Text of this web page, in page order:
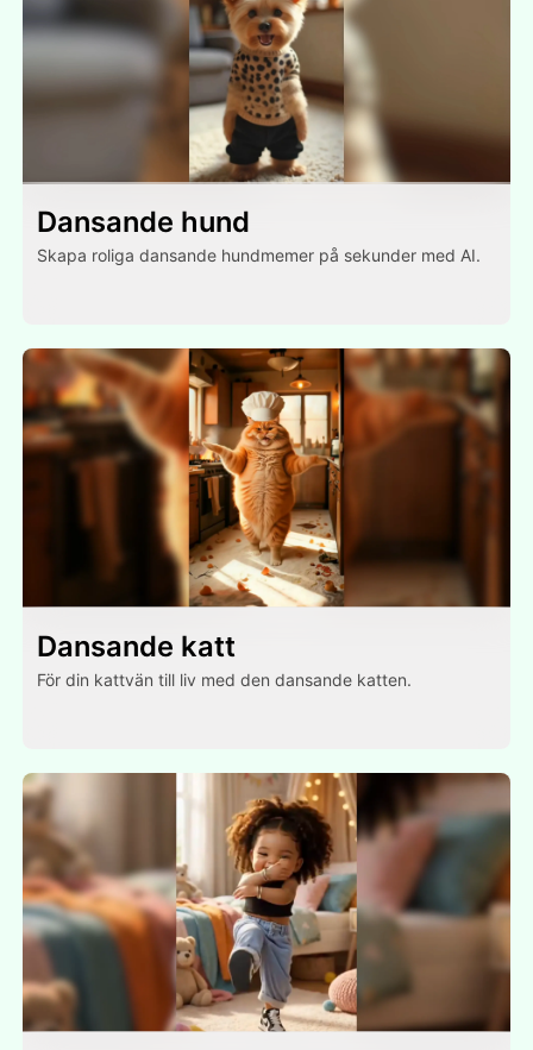
Dansande hund
Skapa roliga dansande hundmemer på sekunder med AI.
Dansande katt
För din kattvän till liv med den dansande katten.